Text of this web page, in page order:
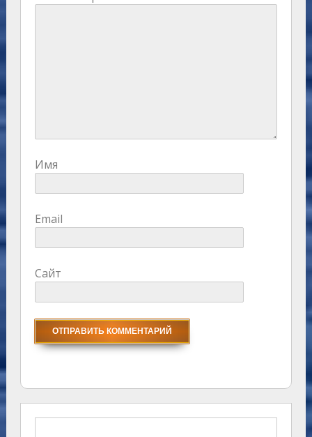
Имя
Email
Сайт